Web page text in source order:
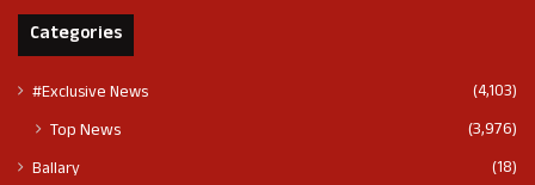
Categories
#Exclusive News (4,103)
Top News (3,976)
Ballary
(18)